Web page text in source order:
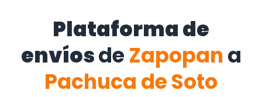
Plataforma de
envíosde Zapopan a
Pachuca de Soto